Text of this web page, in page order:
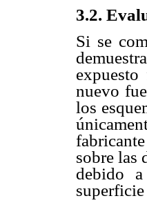
3.2.
Si se
nuevo
los
sobre las
debido